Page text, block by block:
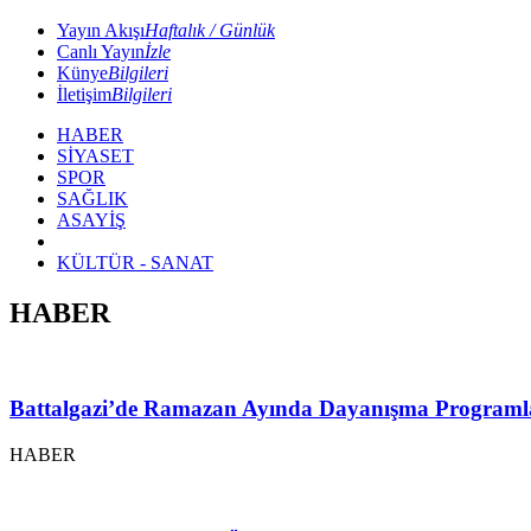
Yayın AkışıHaftalık / Günlük
Canlı Yayınİzle
KünyeBilgileri
İletişimBilgileri
HABER
SİYASET
SPOR
SAĞLIK
ASAYİŞ
KÜLTÜR - SANAT
HABER
Battalgazi’de Ramazan Ayında Dayanışma
HABER